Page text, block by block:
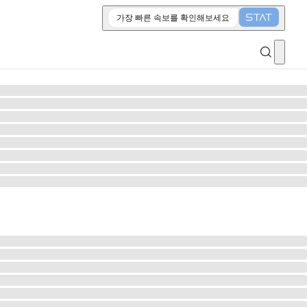
가장 빠른 속보를 확인해보세요